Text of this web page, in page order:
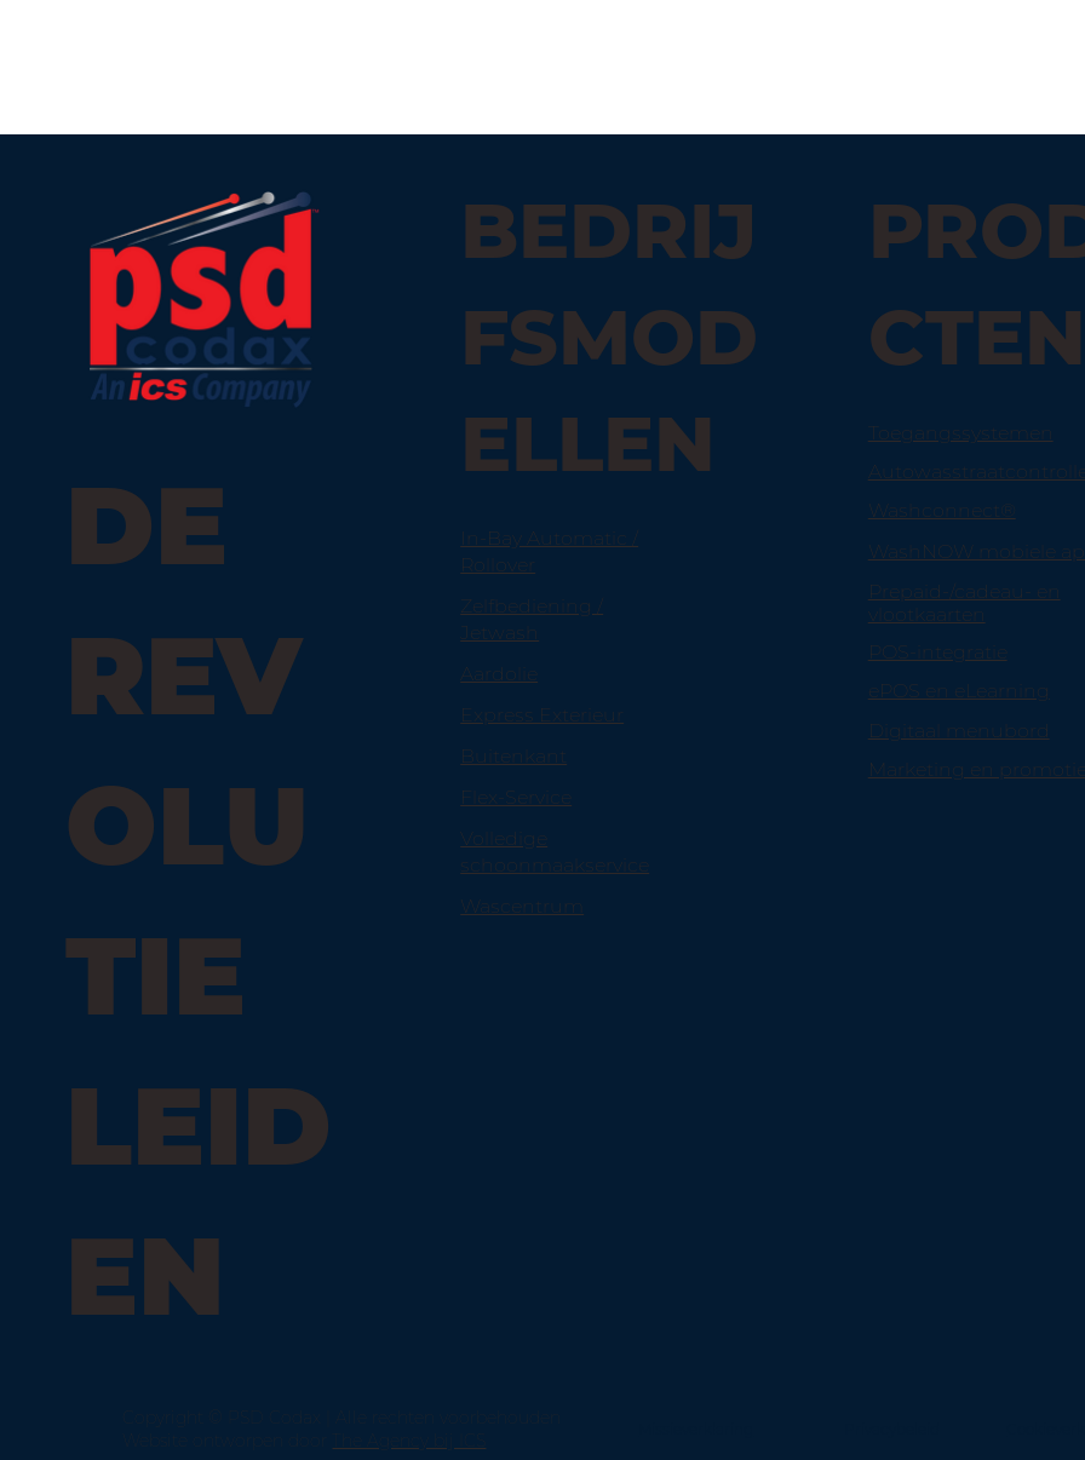
DE
REV
OLU
TIE
LEID
EN
BEDRIJ
FSMOD
ELLEN
In-Bay Automatic /
Rollover
Zelfbediening /
Jetwash
Aardolie
Express Exterieur
Buitenkant
Flex-Service
Volledige
schoonmaakservice
Wascentrum
CTEN
Toegangssystemen
Washconnect®
WashNOW mobiele
Prepaid-/cadeau- en
vlootkaarten
POS-integratie
ePOS en eLearning
Digitaal menubord
Marketing en